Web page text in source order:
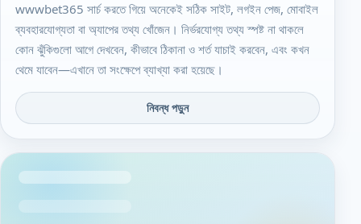
wwwbet365 সার্চ করতে গিয়ে অনেকেই সঠিক সাইট, লগইন পেজ, মোবাইল
ব্যবহারযোগ্যতা বা অ্যাপের তথ্য খোঁজেন। নির্ভরযোগ্য তথ্য স্পষ্ট না থাকলে
কোন ঝুঁকিগুলো আগে দেখবেন, কীভাবে ঠিকানা ও শর্ত যাচাই করবেন, এবং কখন
থেমে যাবেন—এখানে তা সংক্ষেপে ব্যাখ্যা করা হয়েছে।
নিবন্ধ পড়ুন